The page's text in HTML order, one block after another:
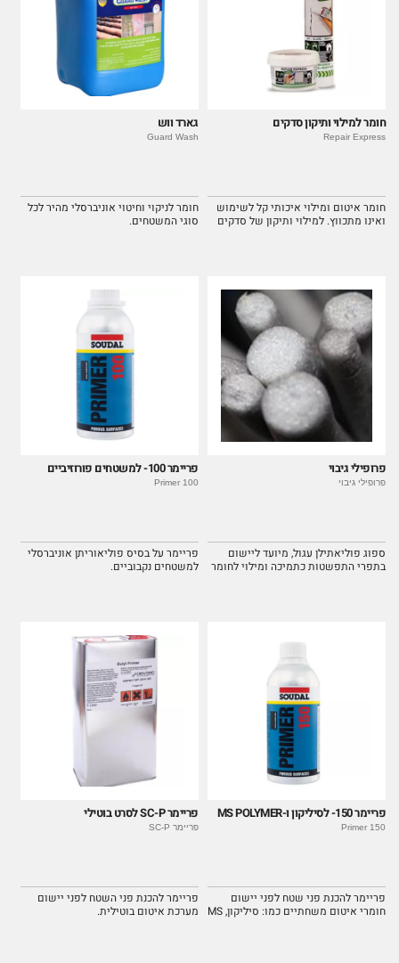
חומר למילוי ותיקון סדקים
Repair Express
חומר איטום ומילוי איכותי קל לשימוש
ואינו מתכווץ. למילוי ותיקון של סדקים
גארד ווש
Guard Wash
חומר לניקוי וחיטוי אוניברסלי מהיר לכל
סוגי המשטחים.
פרופילי גיבוי
פרופילי גיבוי
ספוג פוליאתילן עגול, מיועד ליישום
בתפרי התפשטות כתמיכה ומילוי לחומר
פריימר 100- למשטחים פורוזיביים
Primer 100
פריימר על בסיס פוליאוריתן אוניברסלי
למשטחים נקבוביים.
פריימר 150- לסיליקון ו-MS POLYMER
Primer 150
פריימר להכנת פני שטח לפני יישום
חומרי איטום משחתיים כמו: סיליקון, MS
פריימר SC-P לסרט בוטילי
פריימר SC-P
פריימר להכנת פני השטח לפני יישום
מערכת איטום בוטילית.